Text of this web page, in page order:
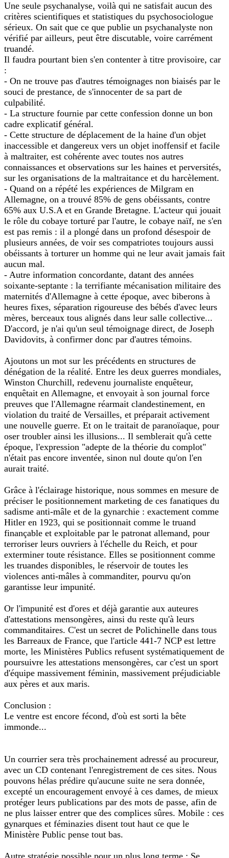
Une seule psychanalyse, voilà qui ne satisfait aucun des
critères scientifiques et statistiques du psychosociologue
sérieux. On sait que ce que publie un psychanalyste non
vérifié par ailleurs, peut être discutable, voire carrément
truandé.
Il faudra pourtant bien s'en contenter à titre provisoire, car
:
- On ne trouve pas d'autres témoignages non biaisés par le
souci de prestance, de s'innocenter de sa part de
culpabilité.
- La structure fournie par cette confession donne un bon
cadre explicatif général.
- Cette structure de déplacement de la haine d'un objet
inaccessible et dangereux vers un objet inoffensif et facile
à maltraiter, est cohérente avec toutes nos autres
connaissances et observations sur les haines et perversités,
sur les organisations de la maltraitance et du harcèlement.
- Quand on a répété les expériences de Milgram en
Allemagne, on a trouvé 85% de gens obéissants, contre
65% aux U.S.A et en Grande Bretagne. L'acteur qui jouait
le rôle du cobaye torturé par l'autre, le cobaye naïf, ne s'en
est pas remis : il a plongé dans un profond désespoir de
plusieurs années, de voir ses compatriotes toujours aussi
obéissants à torturer un homme qui ne leur avait jamais fait
aucun mal.
- Autre information concordante, datant des années
soixante-septante : la terrifiante mécanisation militaire des
maternités d'Allemagne à cette époque, avec biberons à
heures fixes, séparation rigoureuse des bébés d'avec leurs
mères, berceaux tous alignés dans leur salle collective...
D'accord, je n'ai qu'un seul témoignage direct, de Joseph
Davidovits, à confirmer donc par d'autres témoins.
Ajoutons un mot sur les précédents en structures de
dénégation de la réalité. Entre les deux guerres mondiales,
Winston Churchill, redevenu journaliste enquêteur,
enquêtait en Allemagne, et envoyait à son journal force
preuves que l'Allemagne réarmait clandestinement, en
violation du traité de Versailles, et préparait activement
une nouvelle guerre. Et on le traitait de paranoïaque, pour
oser troubler ainsi les illusions... Il semblerait qu'à cette
époque, l'expression "adepte de la théorie du complot"
n'était pas encore inventée, sinon nul doute qu'on l'en
aurait traité.
Grâce à l'éclairage historique, nous sommes en mesure de
préciser le positionnement marketing de ces fanatiques du
sadisme anti-mâle et de la gynarchie : exactement comme
Hitler en 1923, qui se positionnait comme le truand
finançable et exploitable par le patronat allemand, pour
terroriser leurs ouvriers à l'échelle du Reich, et pour
exterminer toute résistance. Elles se positionnent comme
les truandes disponibles, le réservoir de toutes les
violences anti-mâles à commanditer, pourvu qu'on
garantisse leur impunité.
Or l'impunité est d'ores et déjà garantie aux auteures
d'attestations mensongères, ainsi du reste qu'à leurs
commanditaires. C'est un secret de Polichinelle dans tous
les Barreaux de France, que l'article 441-7 NCP est lettre
morte, les Ministères Publics refusent systématiquement de
poursuivre les attestations mensongères, car c'est un sport
d'équipe massivement féminin, massivement préjudiciable
aux pères et aux maris.
Conclusion :
Le ventre est encore fécond, d'où est sorti la bête
immonde...
Un courrier sera très prochainement adressé au procureur,
avec un CD contenant l'enregistrement de ces sites. Nous
pouvons hélas prédire qu'aucune suite ne sera donnée,
excepté un encouragement envoyé à ces dames, de mieux
protéger leurs publications par des mots de passe, afin de
ne plus laisser entrer que des complices sûres. Mobile : ces
gynarques et féminazies disent tout haut ce que le
Ministère Public pense tout bas.
Autre stratégie possible pour un plus long terme : Se